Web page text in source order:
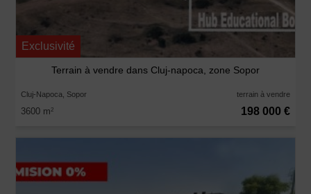
Exclusivité
Terrain à vendre dans Cluj-napoca, zone Sopor
Cluj-Napoca, Sopor terrain à vendre
3600 m2 198 000 €